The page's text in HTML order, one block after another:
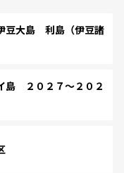
大島 利島（伊豆諸
２０２７～２０２